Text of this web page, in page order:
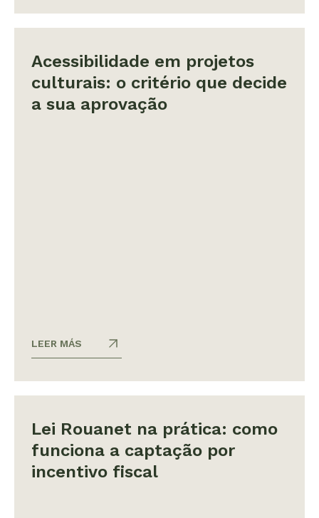
Acessibilidade em projetos
culturais: o critério que decide
a sua aprovação
LEER MÁS
Lei Rouanet na prática: como
funciona a captação por
incentivo fiscal